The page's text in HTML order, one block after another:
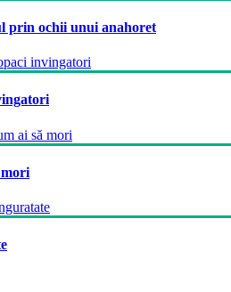
prin ochii unui anahoret